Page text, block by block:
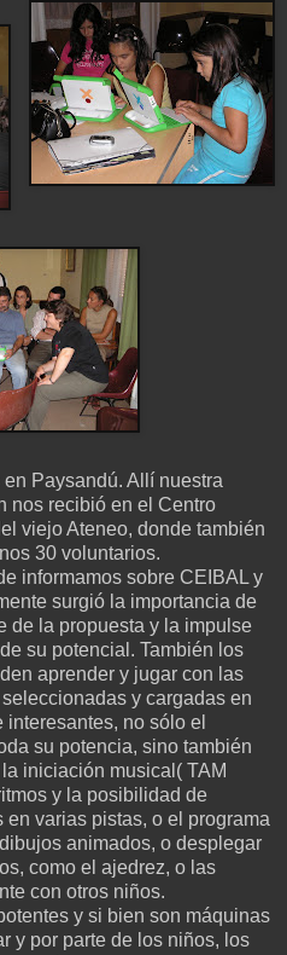
Paysandú. Allí nuestra
nos recibió en el Centro
viejo Ateneo, donde también
30 voluntarios.
informamos sobre CEIBAL y
surgió la importancia de
de la propuesta y la impulse
su potencial. También los
aprender y jugar con las
y cargadas en
no sólo el
su potencia, sino también
iniciación musical( TAM
y la posibilidad de
varias pistas, o el programa
animados, o desplegar
como el ajedrez, o las
con otros niños.
y si bien son máquinas
y por parte de los niños, los